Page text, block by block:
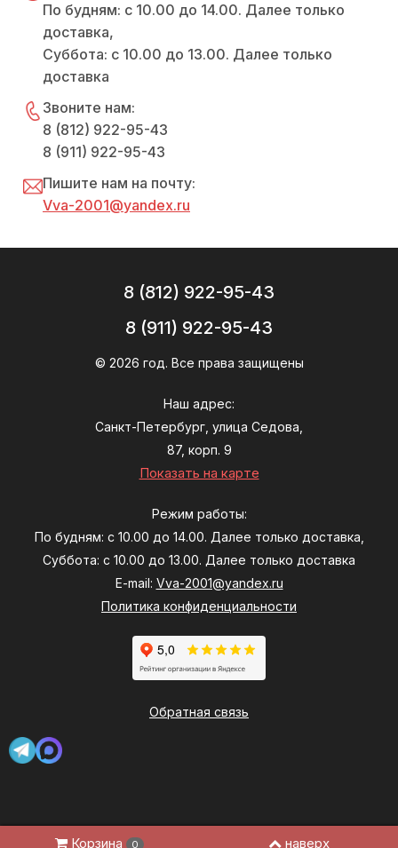
По будням: с 10.00 до 14.00. Далее только
доставка,
Суббота: с 10.00 до 13.00. Далее только
доставка
Звоните нам:
8 (812) 922-95-43
8 (911) 922-95-43
Пишите нам на почту:
Vva-2001@yandex.ru
8 (812) 922-95-43
8 (911) 922-95-43
© 2026 год. Все права защищены
Наш адрес:
Санкт-Петербург, улица Седова,
87, корп. 9
Показать на карте
Режим работы:
По будням: с 10.00 до 14.00. Далее только доставка,
Суббота: с 10.00 до 13.00. Далее только доставка
E-mail: Vva-2001@yandex.ru
Политика конфиденциальности
Обратная связь
Корзина 0 наверх